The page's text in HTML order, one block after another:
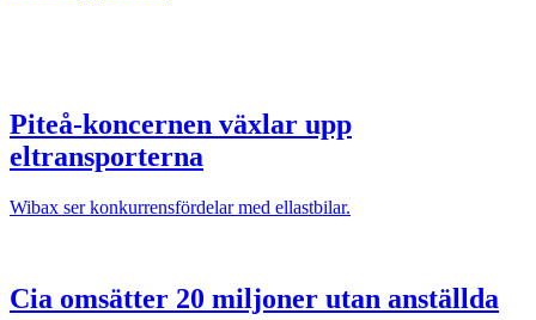
Piteå-koncernen växlar upp
eltransporterna
Wibax ser konkurrensfördelar med ellastbilar.
Cia omsätter 20 miljoner utan anställda